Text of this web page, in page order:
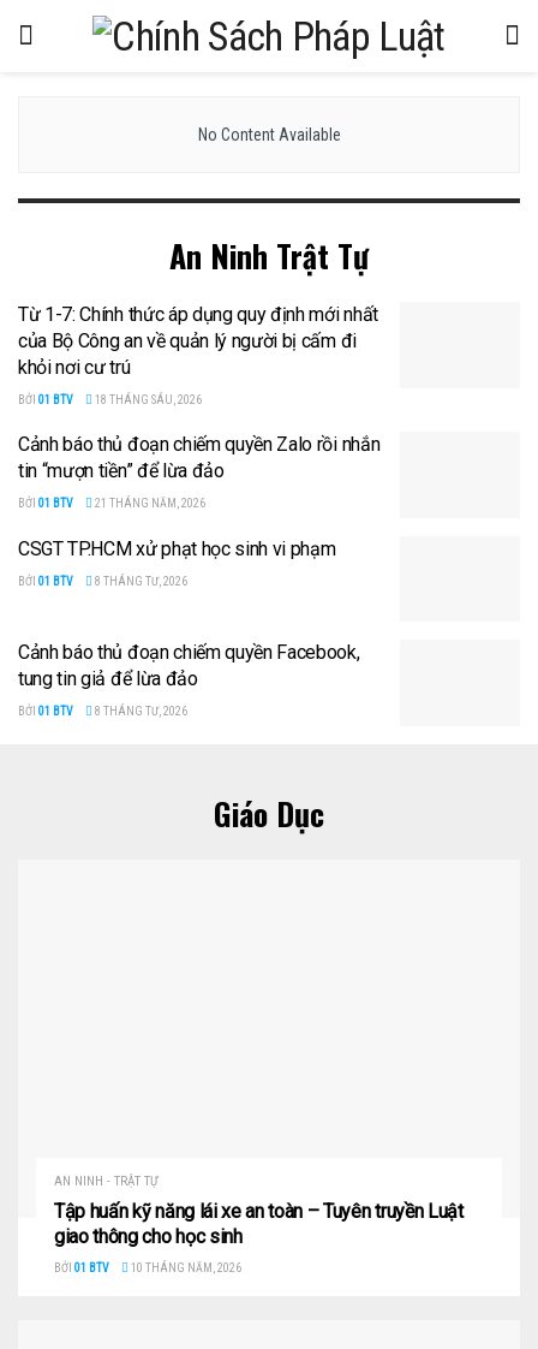
No Content Available
An Ninh Trật Tự
Từ 1-7: Chính thức áp dụng quy định mới nhất
của Bộ Công an về quản lý người bị cấm đi
khỏi nơi cư trú
BỞI 01 BTV 18 THÁNG SÁU, 2026
Cảnh báo thủ đoạn chiếm quyền Zalo rồi nhắn
tin “mượn tiền” để lừa đảo
BỞI 01 BTV 21 THÁNG NĂM, 2026
CSGT TP.HCM xử phạt học sinh vi phạm
BỞI 01 BTV 8 THÁNG TƯ, 2026
Cảnh báo thủ đoạn chiếm quyền Facebook,
tung tin giả để lừa đảo
BỞI 01 BTV 8 THÁNG TƯ, 2026
Giáo Dục
AN NINH - TRẬT TỰ
Tập huấn kỹ năng lái xe an toàn – Tuyên truyền Luật
giao thông cho học sinh
BỞI 01 BTV 10 THÁNG NĂM, 2026